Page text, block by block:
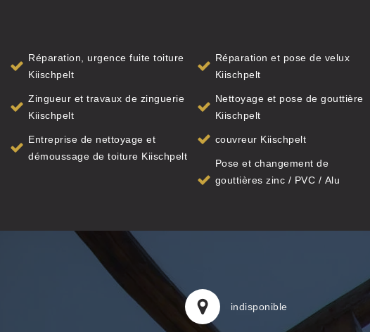
Réparation, urgence fuite toiture
Kiischpelt
Zingueur et travaux de zinguerie
Kiischpelt
Entreprise de nettoyage et
démoussage de toiture Kiischpelt
Réparation et pose de velux
Kiischpelt
Nettoyage et pose de gouttière
Kiischpelt
couvreur Kiischpelt
Pose et changement de
gouttières zinc / PVC / Alu
indisponible